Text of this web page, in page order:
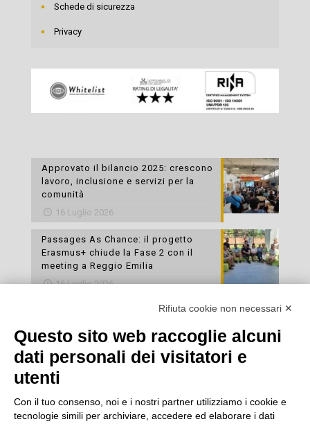
Schede di sicurezza
Privacy
Approvato il bilancio 2025: crescono
lavoro, inclusione e servizi per la
comunità
16 Luglio 2026
Passages As Chance: il progetto
Erasmus+ chiude la Fase 2 con il
meeting a Reggio Emilia
16 Luglio 2026
Esami di laboratorio preventivi
cura della propria salute
16 Luglio 2026
Rifiuta cookie non necessari ✕
Questo sito web raccoglie alcuni
dati personali dei visitatori e
utenti
Con il tuo consenso, noi e i nostri partner utilizziamo i cookie e
tecnologie simili per archiviare, accedere ed elaborare i dati